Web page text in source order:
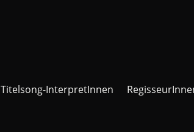
Titelsong-InterpretInnen